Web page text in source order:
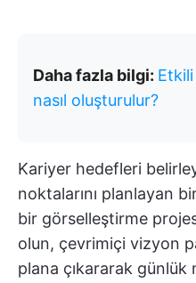
Daha fazla bilgi:
nasıl oluşturulur?
Kariyer hedefleri
noktalarını planlayan
bir görselleştirme
olun, çevrimiçi vizyon
plana çıkararak